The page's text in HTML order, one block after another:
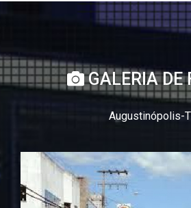
GALERIA DE
Augustinópolis-